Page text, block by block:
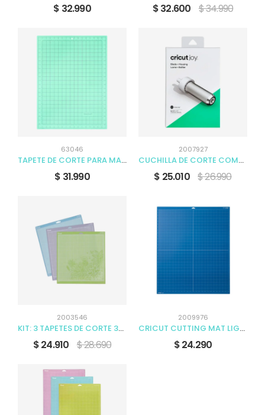
$ 32.990 $ 32.600 $ 34.990
63046
TAPETE DE CORTE PARA MANUALIDADES
$ 31.990
2007927
CUCHILLA DE CORTE COMPLETA CRICUT JOY
$ 25.010 $ 26.990
2003546
KIT: 3 TAPETES DE CORTE 30 X 30 CM
$ 24.910 $ 28.690
2009976
CRICUT CUTTING MAT LIGHTGRIP 24" X 28" X 1
$ 24.290